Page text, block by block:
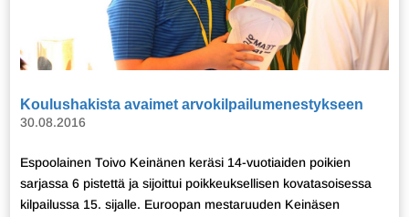
Koulushakista avaimet arvokilpailumenestykseen
30.08.2016
Espoolainen Toivo Keinänen keräsi 14-vuotiaiden poikien
sarjassa 6 pistettä ja sijoittui poikkeuksellisen kovatasoisessa
kilpailussa 15. sijalle. Euroopan mestaruuden Keinäsen